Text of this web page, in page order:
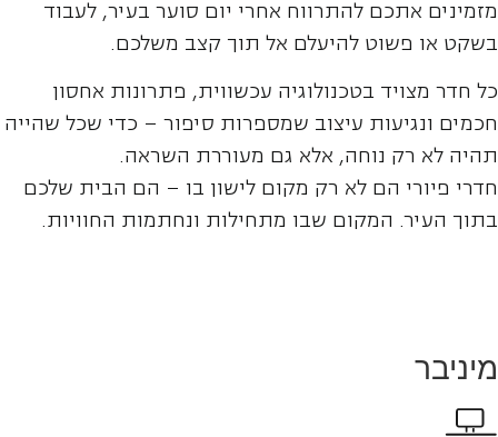
מזמינים אתכם להתרווח אחרי יום סוער בעיר, לעבוד
בשקט או פשוט להיעלם אל תוך קצב משלכם.
כל חדר מצויד בטכנולוגיה עכשווית, פתרונות אחסון
חכמים ונגיעות עיצוב שמספרות סיפור – כדי שכל שהייה
תהיה לא רק נוחה, אלא גם מעוררת השראה.
חדרי פיורי הם לא רק מקום לישון בו – הם הבית שלכם
בתוך העיר. המקום שבו מתחילות ונחתמות החוויות.
מיניבר